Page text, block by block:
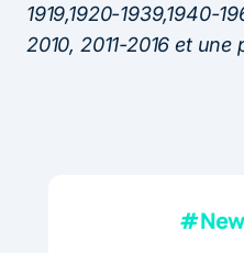
1919,1920-1939,1940-
2010, 2011-2016 et